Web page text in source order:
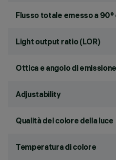
Flusso totale emesso a
Light output ratio (LOR)
Ottica e angolo di emissione
Adjustability
Qualità del colore della luce
Temperatura di colore